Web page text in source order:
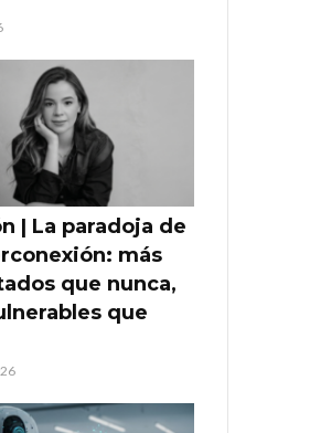
| La paradoja de
más
que nunca,
que